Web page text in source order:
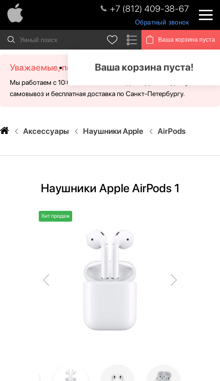
+7 (812) 409-38-67
Обратный звонок
Ваша корзина пуста
Ваша корзина пуста!
Уважаемые, посетители!
Мы работаем с 10:00 - 21:00 без выходных. Для Вас доступен
самовывоз и бесплатная доставка по Санкт-Петербургу.
Аксессуары Наушники Apple AirPods
Наушники Apple AirPods 1
Хит продаж